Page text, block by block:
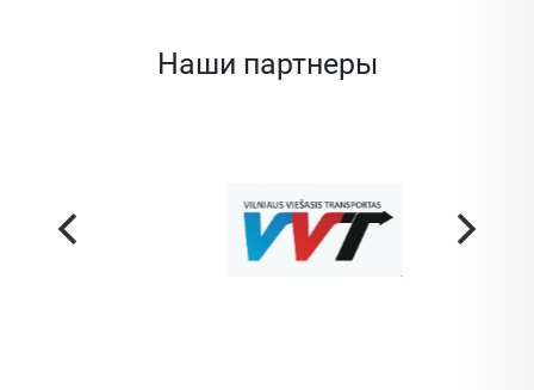
Наши партнеры